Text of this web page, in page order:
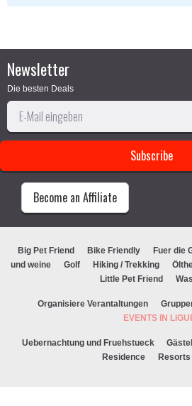
Newsletter
Die besten Deals
Become an Affiliate
Big Pet Friend Bike Friendly Fuer die
und weine
Golf Hiking / Trekking
Little Pet Friend
Organisiere Verantaltungen
EVENTS IN
Uebernachtung und Fruehstueck
Residence
Resorts